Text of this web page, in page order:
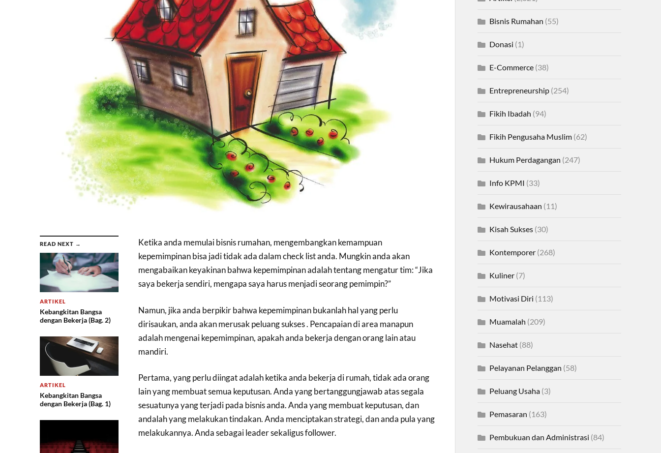
READ NEXT →
ARTIKEL
Kebangkitan Bangsa
dengan Bekerja (Bag. 2)
ARTIKEL
Kebangkitan Bangsa
dengan Bekerja (Bag. 1)
Ketika anda memulai bisnis rumahan, mengembangkan kemampuan
kepemimpinan bisa jadi tidak ada dalam check list anda. Mungkin anda akan
mengabaikan keyakinan bahwa kepemimpinan adalah tentang mengatur tim: “Jika
saya bekerja sendiri, mengapa saya harus menjadi seorang pemimpin?”
Namun, jika anda berpikir bahwa kepemimpinan bukanlah hal yang perlu
dirisaukan, anda akan merusak peluang sukses . Pencapaian di area manapun
adalah mengenai kepemimpinan, apakah anda bekerja dengan orang lain atau
mandiri.
Pertama, yang perlu diingat adalah ketika anda bekerja di rumah, tidak ada orang
lain yang membuat semua keputusan. Anda yang bertanggungjawab atas segala
sesuatunya yang terjadi pada bisnis anda. Anda yang membuat keputusan, dan
andalah yang melakukan tindakan. Anda menciptakan strategi, dan anda pula yang
melakukannya. Anda sebagai leader sekaligus follower.
Bisnis Rumahan (55)
Donasi (1)
E-Commerce(38)
Entrepreneurship(254)
Fikih Ibadah (94)
Fikih Pengusaha Muslim(62)
Hukum Perdagangan (247)
Info KPMI (33)
Kewirausahaan (11)
Kisah Sukses(30)
Kontemporer(268)
Kuliner(7)
Motivasi Diri (113)
Muamalah (209)
Nasehat(88)
Pelayanan Pelanggan (58)
Peluang Usaha(3)
Pemasaran (163)
Pembukuan dan Administrasi (84)